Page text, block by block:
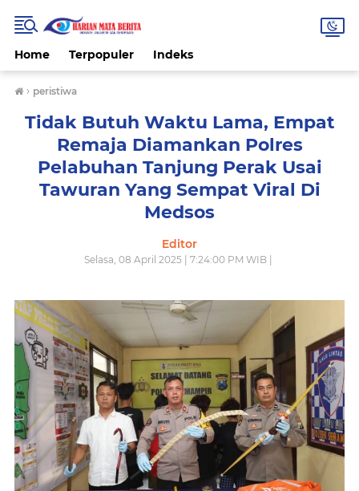
Home Terpopuler Indeks
› peristiwa
Tidak Butuh Waktu Lama, Empat
Remaja Diamankan Polres
Pelabuhan Tanjung Perak Usai
Tawuran Yang Sempat Viral Di
Medsos
Editor
Selasa, 08 April 2025 | 7:24:00 PM WIB |